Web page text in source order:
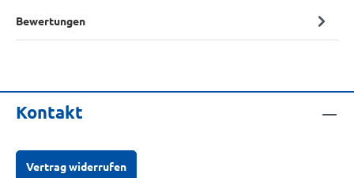
Bewertungen
Kontakt
Vertrag widerrufen